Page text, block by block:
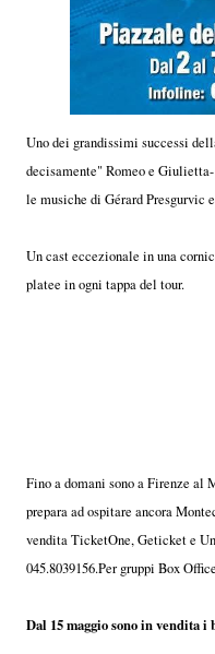
Uno dei grandissimi successi
decisamente" Romeo e
le musiche di Gérard Presgurvic
Un cast eccezionale in una
platee in ogni tappa del tour.
Fino a domani sono a Firenze al
prepara ad ospitare ancora
vendita TicketOne, Geticket e
045.8039156.Per gruppi Box
Dal 15 maggio sono in vendita